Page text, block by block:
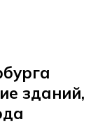
зданий,